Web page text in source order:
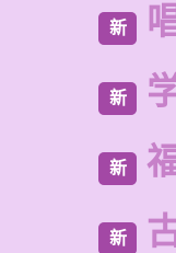
新
新
新
新